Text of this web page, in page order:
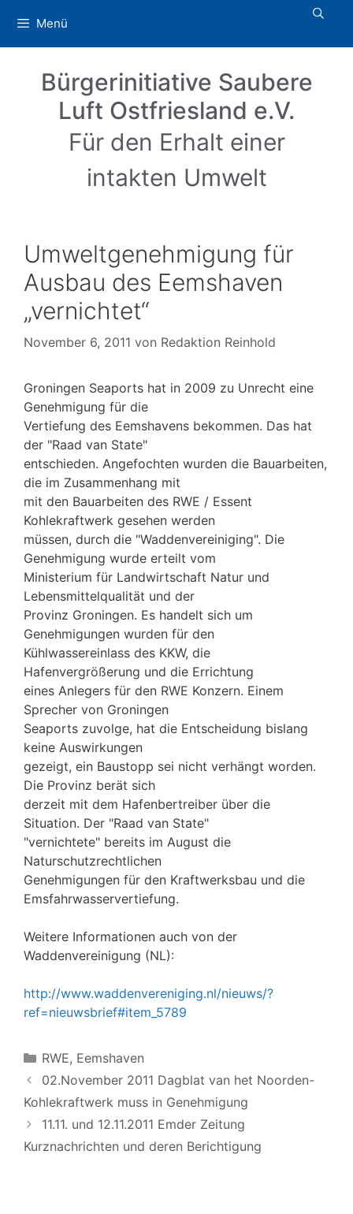
Inhalt
springen
Menü
Bürgerinitiative Saubere
Luft Ostfriesland e.V.
Für den Erhalt einer
intakten Umwelt
Umweltgenehmigung für
Ausbau des Eemshaven
„vernichtet“
November 6, 2011 von Redaktion Reinhold
Groningen Seaports hat in 2009 zu Unrecht eine
Genehmigung für die
Vertiefung des Eemshavens bekommen. Das hat
der "Raad van State"
entschieden. Angefochten wurden die Bauarbeiten,
die im Zusammenhang mit
mit den Bauarbeiten des RWE / Essent
Kohlekraftwerk gesehen werden
müssen, durch die "Waddenvereiniging". Die
Genehmigung wurde erteilt vom
Ministerium für Landwirtschaft Natur und
Lebensmittelqualität und der
Provinz Groningen. Es handelt sich um
Genehmigungen wurden für den
Kühlwassereinlass des KKW, die
Hafenvergrößerung und die Errichtung
eines Anlegers für den RWE Konzern. Einem
Sprecher von Groningen
Seaports zuvolge, hat die Entscheidung bislang
keine Auswirkungen
gezeigt, ein Baustopp sei nicht verhängt worden.
Die Provinz berät sich
derzeit mit dem Hafenbertreiber über die
Situation. Der "Raad van State"
"vernichtete" bereits im August die
Naturschutzrechtlichen
Genehmigungen für den Kraftwerksbau und die
Emsfahrwasservertiefung.
Weitere Informationen auch von der
Waddenvereinigung (NL):
http://www.waddenvereniging.nl/nieuws/?
ref=nieuwsbrief#item_5789
Kategorien
RWE, Eemshaven
02.November 2011 Dagblat van het Noorden-
Kohlekraftwerk muss in Genehmigung
11.11. und 12.11.2011 Emder Zeitung
Kurznachrichten und deren Berichtigung